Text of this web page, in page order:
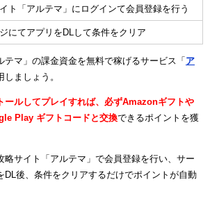
ト「アルテマ」にログインて会員登録を行う
にてアプリをDLして条件をクリア
テマ」の課金資金を無料で稼げるサービス「 ア
しましょう。
ールしてプレイすれば、必ずAmazonギフトや
Play ギフトコードと交換できるポイントを獲
略サイト「アルテマ」で会員登録を行い、サー
DL後、条件をクリアするだけでポイントが自動